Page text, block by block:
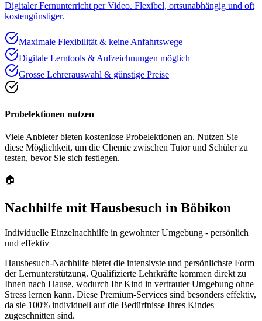
Digitaler Fernunterricht per Video. Flexibel, ortsunabhängig und oft
kostengünstiger.
Maximale Flexibilität & keine Anfahrtswege
Digitale Lerntools & Aufzeichnungen möglich
Grosse Lehrerauswahl & günstige Preise
Probelektionen nutzen
Viele Anbieter bieten kostenlose Probelektionen an. Nutzen Sie
diese Möglichkeit, um die Chemie zwischen Tutor und Schüler zu
testen, bevor Sie sich festlegen.
🏠
Nachhilfe mit Hausbesuch in Böbikon
Individuelle Einzelnachhilfe in gewohnter Umgebung - persönlich
und effektiv
Hausbesuch-Nachhilfe bietet die intensivste und persönlichste Form
der Lernunterstützung. Qualifizierte Lehrkräfte kommen direkt zu
Ihnen nach Hause, wodurch Ihr Kind in vertrauter Umgebung ohne
Stress lernen kann. Diese Premium-Services sind besonders effektiv,
da sie 100% individuell auf die Bedürfnisse Ihres Kindes
zugeschnitten sind.